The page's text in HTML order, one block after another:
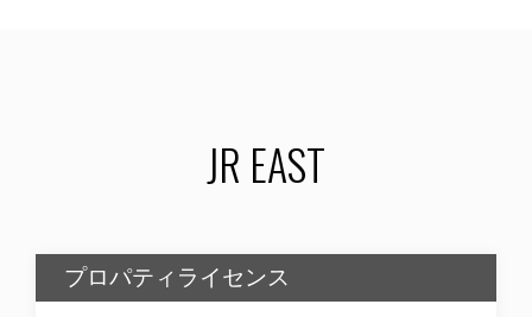
JR EAST
プロパティライセンス